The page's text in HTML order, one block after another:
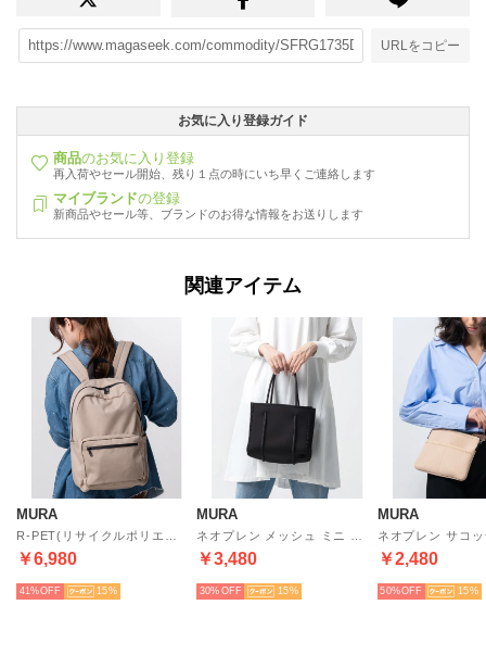
URLをコピー
お気に入り登録ガイド
商品のお気に入り登録
再入荷やセール開始、残り１点の時にいち早くご連絡します
マイブランドの登録
新商品やセール等、ブランドのお得な情報をお送りします
関連アイテム
MURA
￥6,980
41% 15
MURA
￥3,480
30% 15
MURA
￥2,480
50% 15